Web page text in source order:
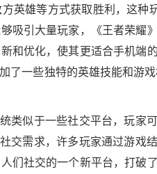
英雄等方式获取胜利，这种
吸引大量玩家，《王者荣耀
和优化，使其更适合手机端
了一些独特的英雄技能和游
类似于一些社交平台，玩家
交需求，许多玩家通过游戏结
们社交的一个新平台，打破